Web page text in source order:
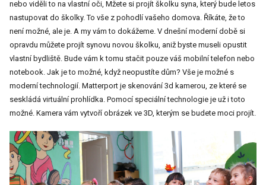
nebo viděli to na vlastní oči, Mžete si projít školku syna, který bude letos
nastupovat do školky. To vše z pohodlí vašeho domova. Říkáte, že to
není možné, ale je. A my vám to dokážeme. V dnešní moderní době si
opravdu můžete projít synovu novou školku, aniž byste museli opustit
vlastní bydliště. Bude vám k tomu stačit pouze váš mobilní telefon nebo
notebook. Jak je to možné, když neopustíte dům? Vše je možné s
moderní technologií. Matterport je skenování 3d kamerou, ze které se
seskládá virtuální prohlídka. Pomocí speciální technologie je už i toto
možné. Kamera vám vytvoří obrázek ve 3D, kterým se budete moci projít.